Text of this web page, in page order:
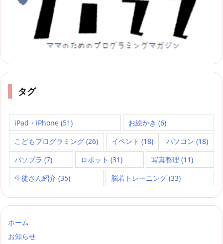
タグ
iPad・iPhone (51) お絵かき (6)
こどもプログラミング (26) イベント (18) パソコン (18)
パソプラ (7) ロボット (31) 写真整理 (11)
生徒さん紹介 (35) 脳若トレーニング (33)
ホーム
お知らせ